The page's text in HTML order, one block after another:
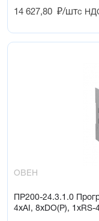
14 627,80 ₽/штс
ОВЕН
ПР200-24.3.1.0
4xAI, 8xDO(Р), 1xRS-